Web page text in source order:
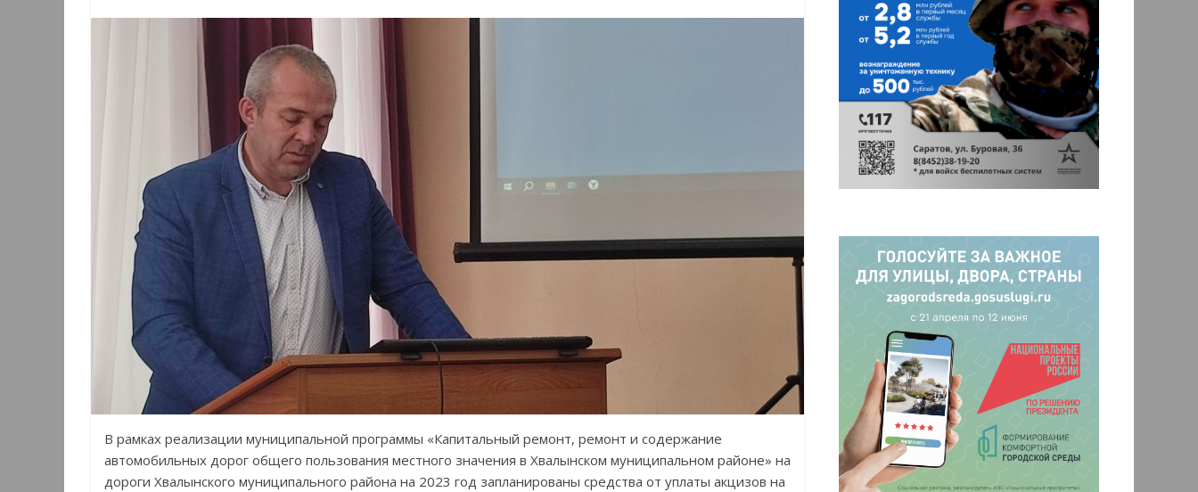
В рамках реализации муниципальной программы «Капитальный ремонт, ремонт и содержание
автомобильных дорог общего пользования местного значения в Хвалынском муниципальном районе» на
дороги Хвалынского муниципального района на 2023 год запланированы средства от уплаты акцизов на